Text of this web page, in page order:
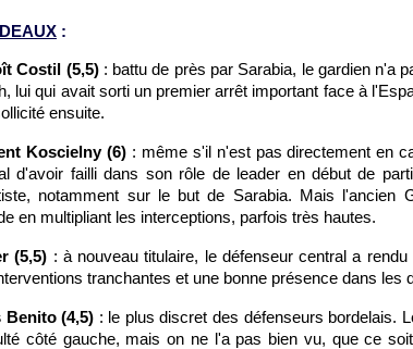
:
Costil (5,5): battu de près par Sarabia, le gardien n'a
lui qui avait sorti un premier arrêt important face à
ensuite.
Koscielny (6): même s'il n'est pas directement en
d'avoir failli dans son rôle de leader en début de
notamment sur le but de Sarabia. Mais l'ancien
en multipliant les interceptions, parfois très hautes.
(5,5) : à nouveau titulaire, le défenseur central a
tranchantes et une bonne présence dans les
Benito (4,5) : le plus discret des défenseurs bordelais.
côté gauche, mais on ne l'a pas bien vu, que ce